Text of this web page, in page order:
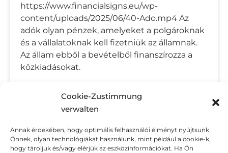
Cookie-Zustimmung
verwalten
Annak érdekében, hogy optimális felhasználói élményt nyújtsunk
Önnek, olyan technológiákat használunk, mint például a cookie-k,
hogy tároljuk és/vagy elérjük az eszközinformációkat. Ha Ön
https://www.financialsigns.eu/wp-
content/uploads/2025/06/40-Ado.mp4 Az
adók olyan pénzek, amelyeket a polgároknak
és a vállalatoknak kell fizetniük az államnak.
Az állam ebből a bevételből finanszírozza a
közkiadásokat.
GO TO PAGE »
ÁFA